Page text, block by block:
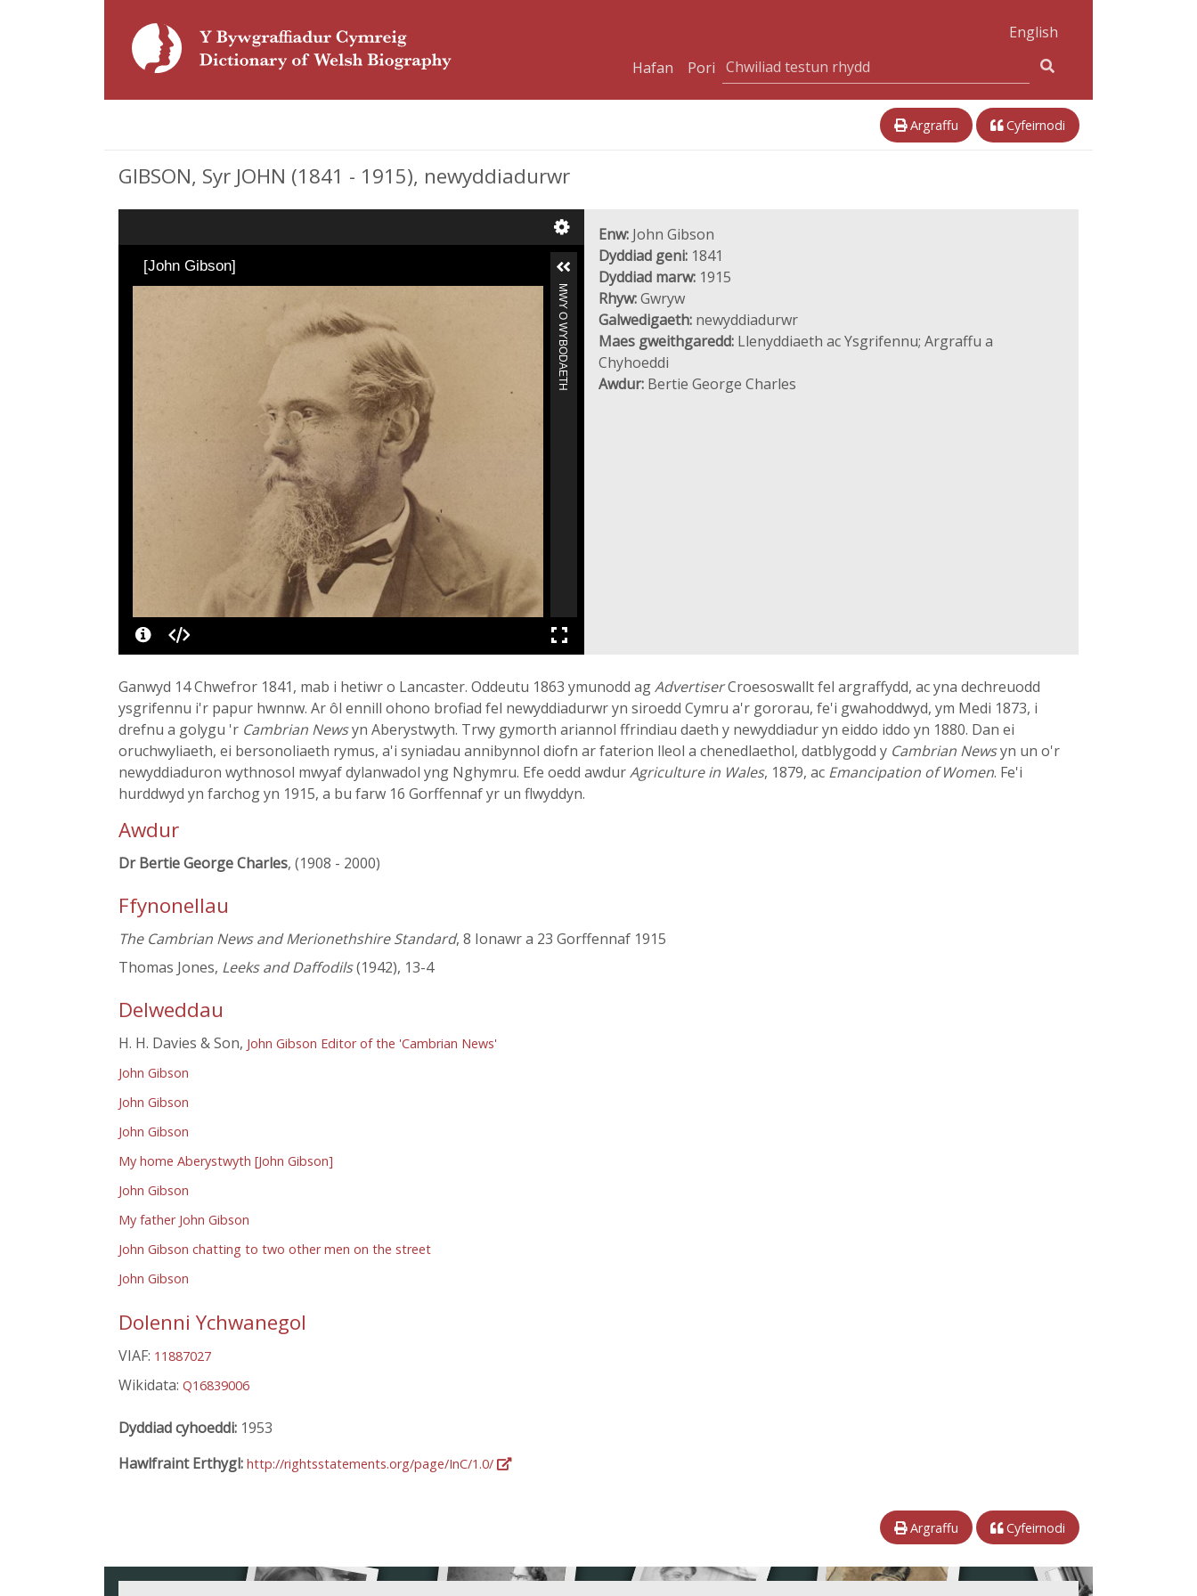
English
Hafan
Pori
Argraffu Cyfeirnodi
GIBSON, Syr JOHN (1841 - 1915), newyddiadurwr
[John Gibson]
MWY O WYBODAETH
Enw: John Gibson
Dyddiad geni: 1841
Dyddiad marw: 1915
Rhyw:Gwryw
Galwedigaeth: newyddiadurwr
Maes gweithgaredd: Llenyddiaeth ac Ysgrifennu; Argraffu a
Chyhoeddi
Awdur: Bertie George Charles
Ganwyd 14 Chwefror 1841, mab i hetiwr o Lancaster. Oddeutu 1863 ymunodd agAdvertiserCroesoswallt fel argraffydd, ac yna dechreuodd
ysgrifennu i'r papur hwnnw. Ar ôl ennill ohono brofiad fel newyddiadurwr yn siroedd Cymru a'r gororau, fe'i gwahoddwyd, ym Medi 1873, i
drefnu a golygu 'r Cambrian Newsyn Aberystwyth. Trwy gymorth ariannol ffrindiau daeth y newyddiadur yn eiddo iddo yn 1880. Dan ei
oruchwyliaeth, ei bersonoliaeth rymus, a'i syniadau annibynnol diofn ar faterion lleol a chenedlaethol, datblygodd y Cambrian Newsyn un o'r
newyddiaduron wythnosol mwyaf dylanwadol yng Nghymru. Efe oedd awdurAgriculture in Wales, 1879, ac Emancipation of Women. Fe'i
hurddwyd yn farchog yn 1915, a bu farw 16 Gorffennaf yr un flwyddyn.
Awdur
Dr Bertie George Charles, (1908 - 2000)
Ffynonellau
The Cambrian News and Merionethshire Standard, 8 Ionawr a 23 Gorffennaf 1915
Thomas Jones, Leeks and Daffodils(1942), 13-4
Delweddau
H. H. Davies & Son, John Gibson Editor of the 'Cambrian News'
John Gibson
John Gibson
John Gibson
My home Aberystwyth [John Gibson]
John Gibson
My father John Gibson
John Gibson chatting to two other men on the street
John Gibson
Dolenni Ychwanegol
VIAF: 11887027
Wikidata: Q16839006
Dyddiad cyhoeddi: 1953
Hawlfraint Erthygl: http://rightsstatements.org/page/InC/1.0/
Argraffu Cyfeirnodi